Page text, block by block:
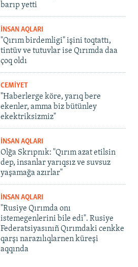
barıp yetti
İNSAN AQLARI
"Qırım birdemligi" işini toqtattı,
tintüv ve tutuvlar ise Qırımda daa
çoq oldı
CEMİYET
"Haberlerge köre, yarıq bere
ekenler, amma biz bütünley
ekektriksizmiz"
İNSAN AQLARI
Olğa Skrıpnık: "Qırım azat etilsin
dep, insanlar yarıqsız ve suvsuz
yaşamağa azırlar"
İNSAN AQLARI
"Rusiye Qırımda onı
istemegenlerini bile edi". Rusiye
Federatsiyasınıñ Qırımdaki cenkke
qarşı narazılıqlarnen küreşi
aqqında